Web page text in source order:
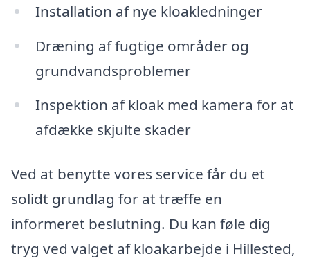
Installation af nye kloakledninger
Dræning af fugtige områder og
grundvandsproblemer
Inspektion af kloak med kamera for at
afdække skjulte skader
Ved at benytte vores service får du et
solidt grundlag for at træffe en
informeret beslutning. Du kan føle dig
tryg ved valget af kloakarbejde i Hillested,